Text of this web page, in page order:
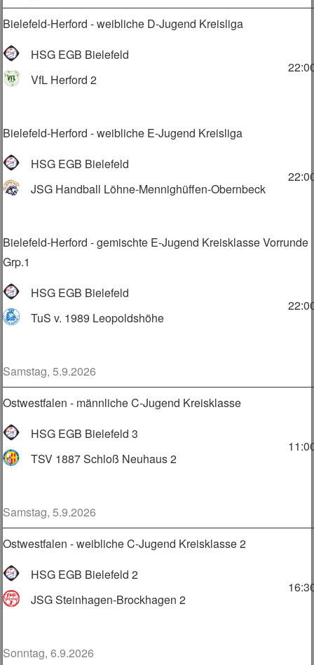
Bielefeld-Herford - weibliche D-Jugend Kreisliga
HSG EGB Bielefeld
VfL Herford 2
Bielefeld-Herford - weibliche E-Jugend Kreisliga
HSG EGB Bielefeld
JSG Handball Löhne-Mennighüffen-Obernbeck
Bielefeld-Herford - gemischte E-Jugend Kreisklasse Vorrunde
Grp.1
HSG EGB Bielefeld
TuS v. 1989 Leopoldshöhe
Samstag, 5.9.2026
Ostwestfalen - männliche C-Jugend Kreisklasse
HSG EGB Bielefeld 3
TSV 1887 Schloß Neuhaus 2
Samstag, 5.9.2026
Ostwestfalen - weibliche C-Jugend Kreisklasse 2
HSG EGB Bielefeld 2
JSG Steinhagen-Brockhagen 2
Sonntag, 6.9.2026